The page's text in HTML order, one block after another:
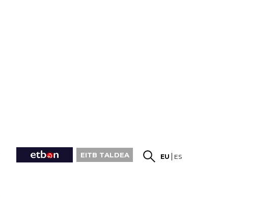
EITB TALDEA EU ES